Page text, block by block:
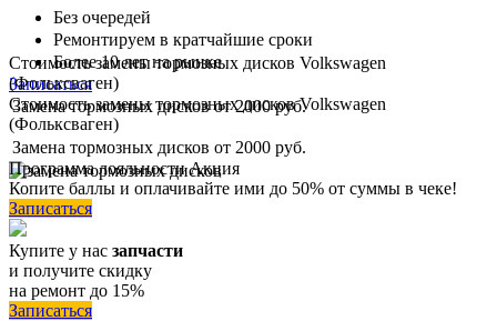
Без очередей
Ремонтируем в кратчайшие сроки
Более 10 лет на рынке
Записаться
Стоимость замены тормозных дисков Volkswagen
(Фольксваген)
Замена тормозных дисков от 2000 руб.
Стоимость замены тормозных дисков Volkswagen
(Фольксваген)
Замена тормозных дисков от 2000 руб.
ПрограммалояльностиАкция
Копите баллы и оплачивайте ими до 50% от суммы в чеке!
Записаться
Купите у нас запчасти
и получите скидку
на ремонт до 15%
Записаться